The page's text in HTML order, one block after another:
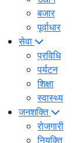
बजार
पूर्वाधार
सेवा
प्रविधि
पर्यटन
शिक्षा
स्वास्थ्य
जनशक्ति
रोजगारी
नियुक्ति